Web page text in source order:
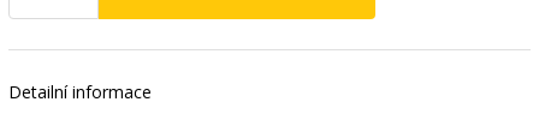
Detailní informace